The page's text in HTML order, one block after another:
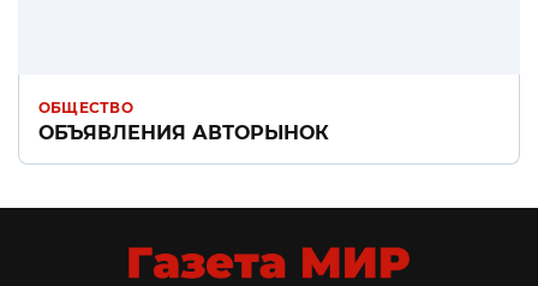
ОБЩЕСТВО
ОБЪЯВЛЕНИЯ АВТОРЫНОК